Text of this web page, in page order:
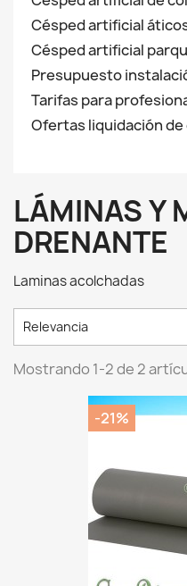
Césped artificial
Césped artificial
Presupuesto
Tarifas para
Ofertas liquidación
LÁMINAS Y
DRENANTE
Laminas acolchadas
Relevancia
Mostrando 1-2 de 2
-21%